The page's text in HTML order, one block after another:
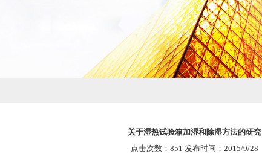
关于湿热试验箱加湿和除湿方法的研究
点击次数：851 发布时间：2015/9/28